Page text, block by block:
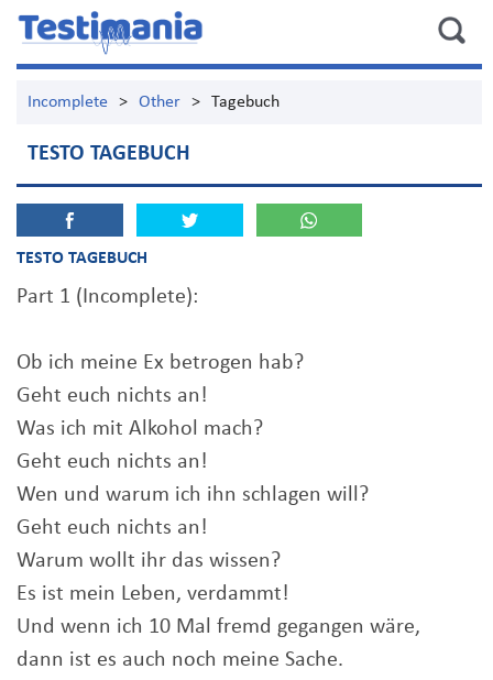
Incomplete > Other > Tagebuch
TESTO TAGEBUCH
TESTO TAGEBUCH
Part 1 (Incomplete):
Ob ich meine Ex betrogen hab?
Geht euch nichts an!
Was ich mit Alkohol mach?
Geht euch nichts an!
Wen und warum ich ihn schlagen will?
Geht euch nichts an!
Warum wollt ihr das wissen?
Es ist mein Leben, verdammt!
Und wenn ich 10 Mal fremd gegangen wäre,
dann ist es auch noch meine Sache.